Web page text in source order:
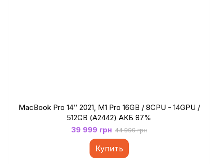
MacBook Pro 14’’ 2021, M1 Pro 16GB / 8CPU - 14GPU /
512GB (А2442) АКБ 87%
39 999 грн 44 999 грн
Купить